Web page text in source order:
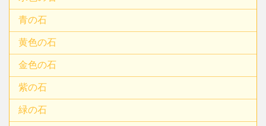
青の石
黄色の石
金色の石
紫の石
緑の石